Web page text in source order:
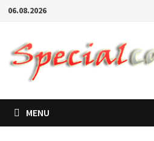
06.08.2026
MENU